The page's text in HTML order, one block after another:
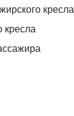
кресла
кресла